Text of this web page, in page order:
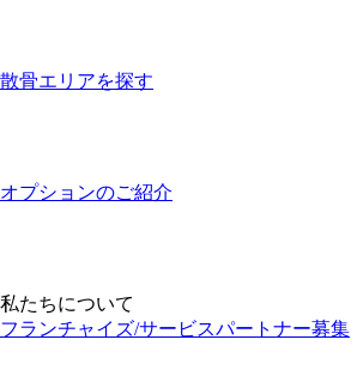
散骨エリアを探す
オプションのご紹介
私たちについて
フランチャイズ/サービスパートナー募集